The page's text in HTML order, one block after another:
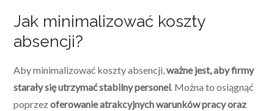
Jak minimalizować koszty
absencji?
Aby minimalizować koszty absencji,ważne jest, aby firmy
starały się utrzymać stabilny personel. Można to osiągnąć
poprzezoferowanie atrakcyjnych warunków pracy oraz